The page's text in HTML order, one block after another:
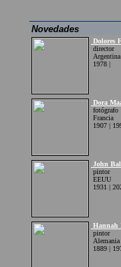
Novedades
Dolores
director
Argentina
1978 |
Dora
fotógrafo
Francia
1907 |
John
pintor
EEUU
1931 |
Hannah
pintor
Alemania
1889 |